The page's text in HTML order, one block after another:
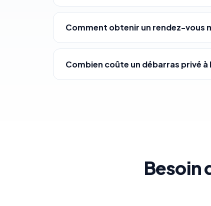
Comment obtenir un rendez-vous
Combien coûte un débarras privé à
Besoin